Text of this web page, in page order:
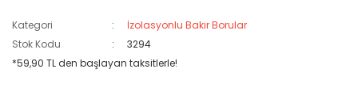
Kategori
İzolasyonlu Bakır Borular
Stok Kodu
3294
*59,90 TL den başlayan taksitlerle!